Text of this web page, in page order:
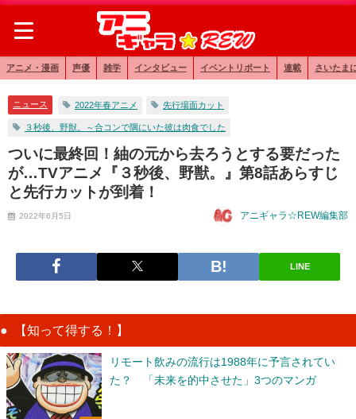
アニメ・漫画 声優 雑学 インタビュー イベントリポート 連載 さいたま
ニュース 2022年春アニメ 先行場面カット
３秒後、野獣。～合コンで隅にいた彼は肉食でした
ついに最終回！紬の元から去ろうとする要だった
が…TVアニメ『​​３秒後、野獣。』第8話あらすじ
と先行カットが到着！
2022年6月5日 アニギャラ☆REW編集部
LINE
【知って得する！】
リモート飲みの流行は1988年に予言されてい
た？ 「未来を的中させた」3つのマンガ